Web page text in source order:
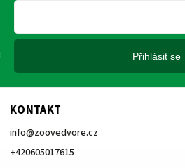
KONTAKT
info@zoovedvore.cz
+420605017615
Přihlásit se